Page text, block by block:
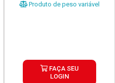
Produto de peso variável
FAÇA SEU
LOGIN